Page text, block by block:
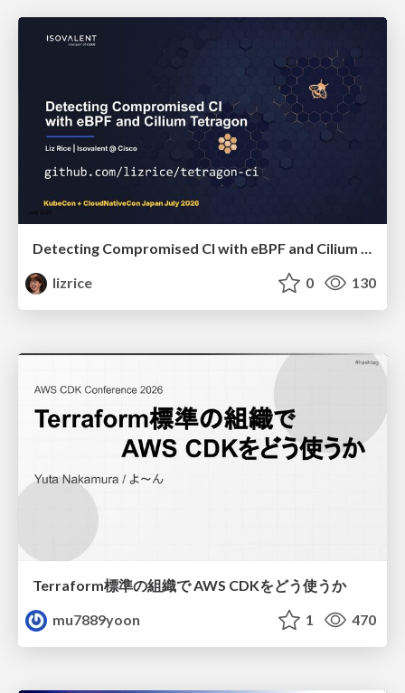
Detecting Compromised CI with eBPF and Cilium Tetragon
lizrice
0 130
Terraform標準の組織で AWS CDKをどう使うか
mu7889yoon
1 470